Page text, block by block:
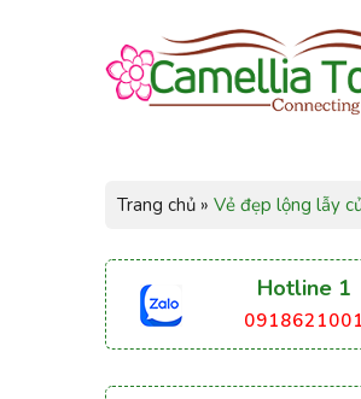
Trang chủ » Vẻ đẹp lộng lẫy
Hotline 1
0918621001